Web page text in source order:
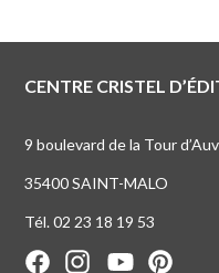
CENTRE CRISTEL
9 boulevard de la Tour
35400 SAINT-MALO
Tél. 02 23 18 19 53